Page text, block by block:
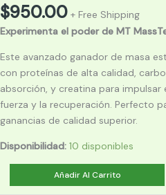
$950.00 + Free Shipping
Experimenta el poder de MT
Este avanzado ganador de masa
con proteínas de alta calidad,
absorción, y creatina para impulsar
fuerza y la recuperación. Perfecto
ganancias de calidad superior.
Disponibilidad: 10 disponibles
MassTech
Añadir Al Carrito